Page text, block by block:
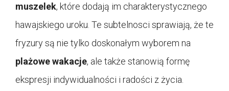
muszelek, które dodają im charakterystycznego
hawajskiego uroku. Te subtelnosci sprawiają, że te
fryzury są nie tylko doskonałym wyborem na
plażowe wakacje, ale także stanowią formę
ekspresji indywidualności i radości z życia.